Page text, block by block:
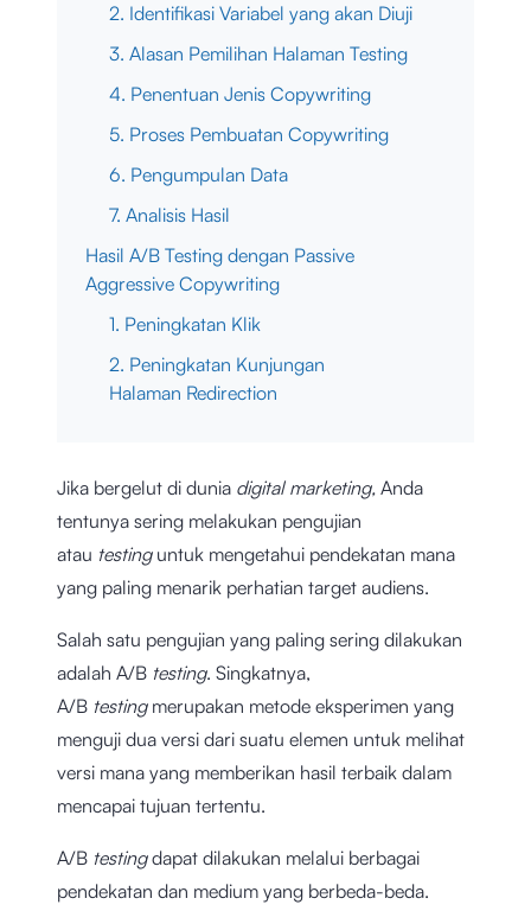
2. Identifikasi Variabel yang akan Diuji
3. Alasan Pemilihan Halaman Testing
4. Penentuan Jenis Copywriting
5. Proses Pembuatan Copywriting
6. Pengumpulan Data
7. Analisis Hasil
Hasil A/B Testing dengan Passive
Aggressive Copywriting
1. Peningkatan Klik
2. Peningkatan Kunjungan
Halaman Redirection
Jika bergelut di dunia digital marketing, Anda
tentunya sering melakukan pengujian
atau testing untuk mengetahui pendekatan mana
yang paling menarik perhatian target audiens.
Salah satu pengujian yang paling sering dilakukan
adalah A/B testing. Singkatnya,
A/B testing merupakan metode eksperimen yang
menguji dua versi dari suatu elemen untuk melihat
versi mana yang memberikan hasil terbaik dalam
mencapai tujuan tertentu.
A/B testingdapat dilakukan melalui berbagai
pendekatan dan medium yang berbeda-beda.